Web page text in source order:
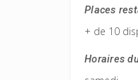
Places
+ de 10
Horaires